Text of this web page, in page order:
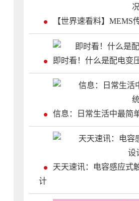
【世界速看料】MEMS
即时看！什么是配电变
信息：日常生活中最简
天天速讯：电容感应式
计